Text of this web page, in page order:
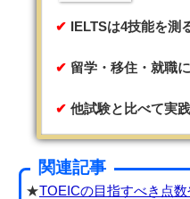
IELTSは4技能を測
留学・移住・就職
他試験と比べて実
関連記事
★TOEICの目指すべき点